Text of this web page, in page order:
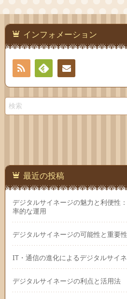
インフォメーション
RSS
Feedlyお問
最近の投稿
デジタルサイネージの魅力と利便性
率的な運用
デジタルサイネージの可能性と重要性
IT・通信の進化によるデジタルサイ
デジタルサイネージの利点と活用法